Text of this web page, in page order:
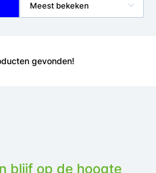
Meest bekeken
gevonden!
blijf op de hoogte